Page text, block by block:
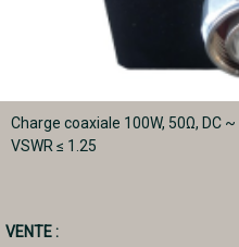
Charge coaxiale 100W, 50Ω, DC
VSWR ≤ 1.25
VENTE :